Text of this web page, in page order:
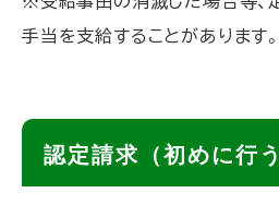
手当を支給することがあります。
認定請求（初めに行